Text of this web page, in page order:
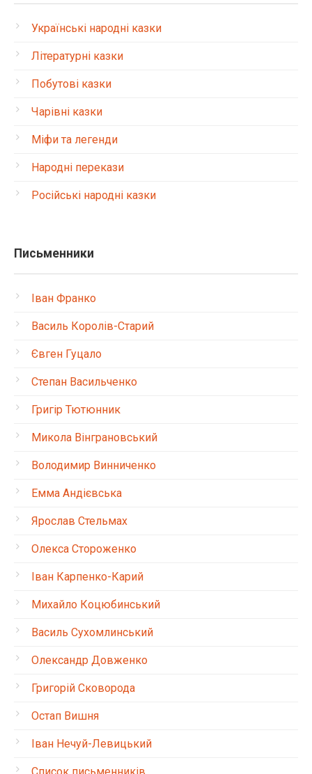
Українські народні казки
Літературні казки
Побутові казки
Чарівні казки
Міфи та легенди
Народні перекази
Російські народні казки
Письменники
Іван Франко
Василь Королів-Старий
Євген Гуцало
Степан Васильченко
Григір Тютюнник
Микола Вінграновський
Володимир Винниченко
Емма Андієвська
Ярослав Стельмах
Олекса Стороженко
Іван Карпенко-Карий
Михайло Коцюбинський
Василь Сухомлинський
Олександр Довженко
Григорій Сковорода
Остап Вишня
Іван Нечуй-Левицький